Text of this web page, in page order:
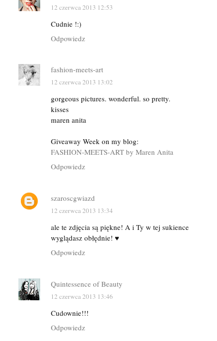
12 czerwca 2013 12:53
Cudnie !:)
Odpowiedz
fashion-meets-art
12 czerwca 2013 13:02
gorgeous pictures. wonderful. so pretty.
kisses
maren anita
Giveaway Week on my blog:
FASHION-MEETS-ART by Maren Anita
Odpowiedz
szaroscgwiazd
12 czerwca 2013 13:34
ale te zdjęcia są piękne! A i Ty w tej sukience
wyglądasz obłędnie! ♥
Odpowiedz
Quintessence of Beauty
12 czerwca 2013 13:46
Cudownie!!!
Odpowiedz